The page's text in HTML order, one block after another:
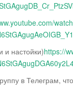
и настойки)https://
в Телеграм,